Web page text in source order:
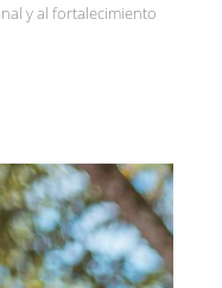
y al fortalecimiento